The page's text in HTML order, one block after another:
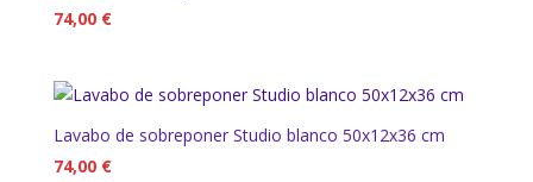
74,00 €
Lavabo de sobreponer Studio blanco 50x12x36 cm
74,00 €